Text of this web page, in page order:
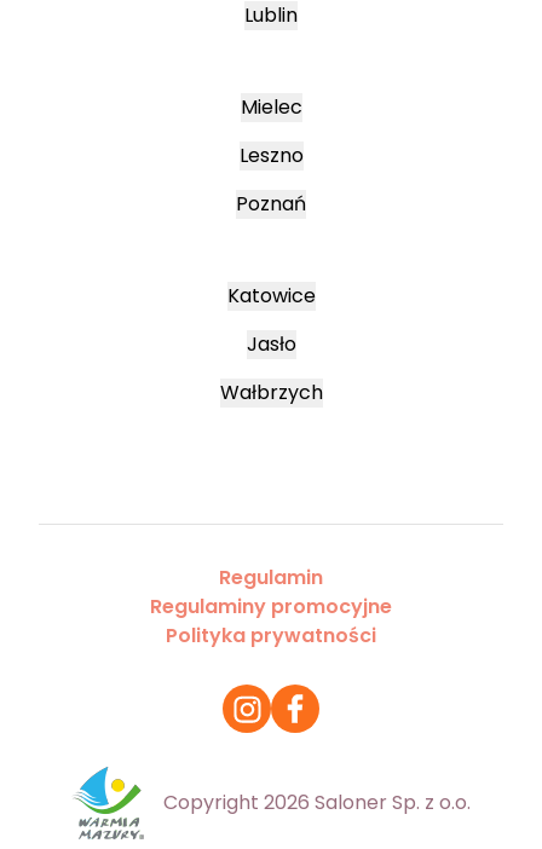
Lublin
Mielec
Leszno
Poznań
Katowice
Jasło
Wałbrzych
Regulamin
Regulaminy promocyjne
Polityka prywatności
Copyright 2026 Saloner Sp. z o.o.